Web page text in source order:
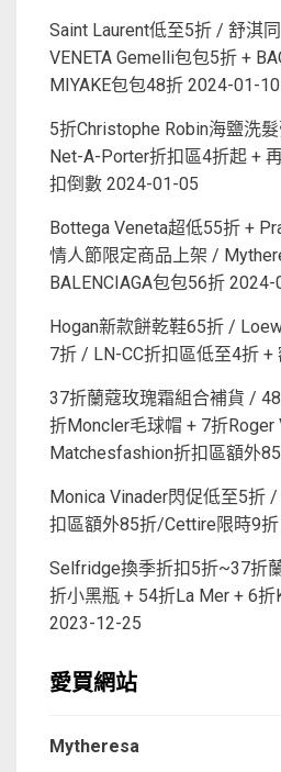
Saint Laurent低至5折 / 舒淇
VENETA Gemelli包包5折 +
MIYAKE包包48折 2024-01-10
5折Christophe Robin海鹽洗
Net-A-Porter折扣區4折起 +
扣倒數 2024-01-05
Bottega Veneta超低55折 +
情人節限定商品上架 /
BALENCIAGA包包56折 2024-
Hogan新款餅乾鞋65折 /
7折 / LN-CC折扣區低至4折 +
37折蘭蔻玫瑰霜組合補貨 /
折Moncler毛球帽 + 7折Roger
Matchesfashion折扣區額外
Monica Vinader閃促低至5折
扣區額外85折/Cettire限時9折
Selfridge換季折扣5折~37折
折小黑瓶 + 54折La Mer + 6折
2023-12-25
愛買網站
Mytheresa